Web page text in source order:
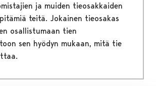
ja muiden tieosakkaiden
teitä. Jokainen tieosakas
osallistumaan tien
sen hyödyn mukaan, mitä tie